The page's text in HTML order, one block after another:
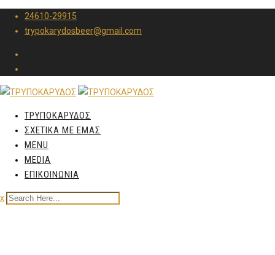
24610-29915
trypokarydosbeer@gmail.com
ΤΡΥΠΟΚΑΡΥΔΟΣ
ΣΧΕΤΙΚΑ ΜΕ ΕΜΑΣ
MENU
MEDIA
ΕΠΙΚΟΙΝΩΝΙΑ
x